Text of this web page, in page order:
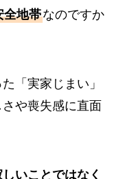
全地帯なのですか
「実家じまい」
や喪失感に直面
いことではなく